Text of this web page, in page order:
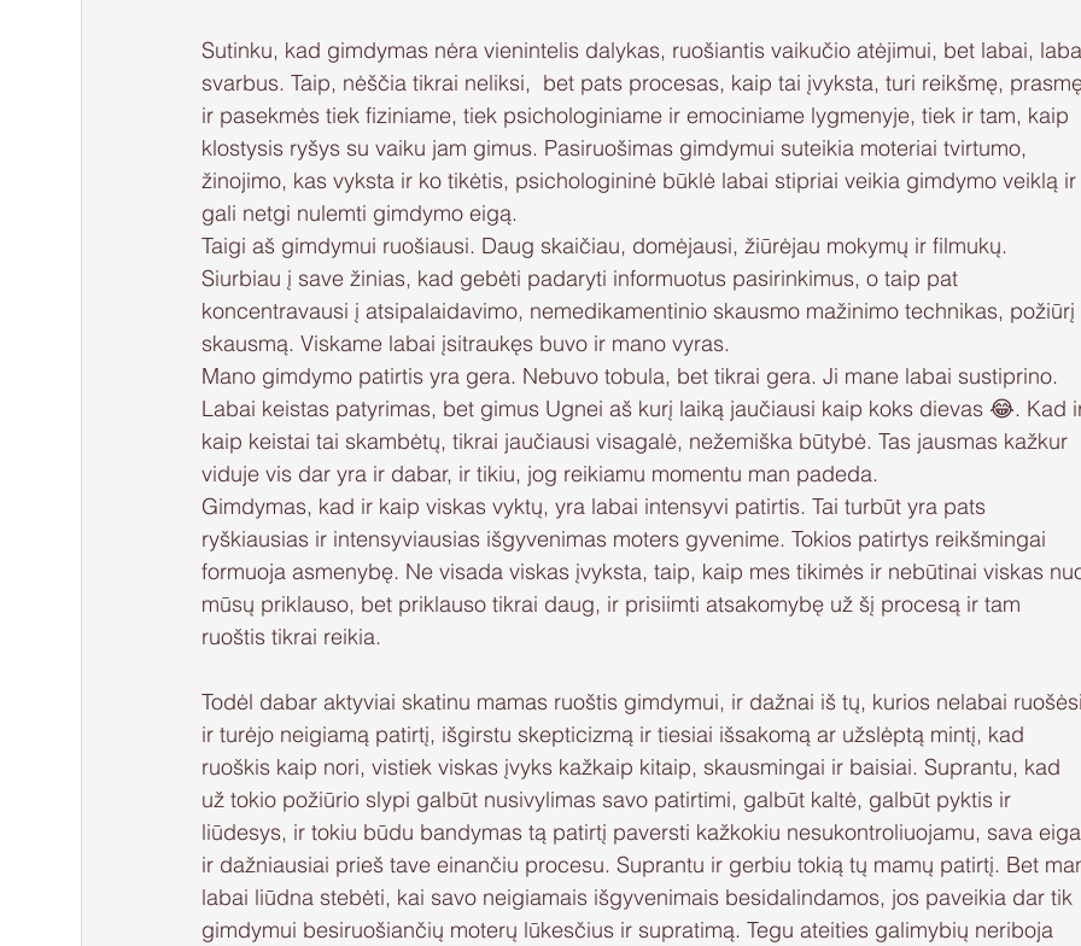
Sutinku, kad gimdymas nėra vienintelis dalykas, ruošiantis vaikučio atėjimui, bet labai,
svarbus. Taip, nėščia tikrai neliksi,  bet pats procesas, kaip tai įvyksta, turi reikšmę,
ir pasekmės tiek fiziniame, tiek psichologiniame ir emociniame lygmenyje, tiek ir tam, kaip
klostysis ryšys su vaiku jam gimus. Pasiruošimas gimdymui suteikia moteriai tvirtumo,
žinojimo, kas vyksta ir ko tikėtis, psichologininė būklė labai stipriai veikia gimdymo veiklą
gali netgi nulemti gimdymo eigą.
Taigi aš gimdymui ruošiausi. Daug skaičiau, domėjausi, žiūrėjau mokymų ir filmukų.
Siurbiau į save žinias, kad gebėti padaryti informuotus pasirinkimus, o taip pat
koncentravausi į atsipalaidavimo, nemedikamentinio skausmo mažinimo technikas,
skausmą. Viskame labai įsitraukęs buvo ir mano vyras.
Mano gimdymo patirtis yra gera. Nebuvo tobula, bet tikrai gera. Ji mane labai sustiprino.
Labai keistas patyrimas, bet gimus Ugnei aš kurį laiką jaučiausi kaip koks dievas 😂. Kad
kaip keistai tai skambėtų, tikrai jaučiausi visagalė, nežemiška būtybė. Tas jausmas kažkur
viduje vis dar yra ir dabar, ir tikiu, jog reikiamu momentu man padeda.
Gimdymas, kad ir kaip viskas vyktų, yra labai intensyvi patirtis. Tai turbūt yra pats
ryškiausias ir intensyviausias išgyvenimas moters gyvenime. Tokios patirtys reikšmingai
formuoja asmenybę. Ne visada viskas įvyksta, taip, kaip mes tikimės ir nebūtinai viskas
mūsų priklauso, bet priklauso tikrai daug, ir prisiimti atsakomybę už šį procesą ir tam
ruoštis tikrai reikia.
Todėl dabar aktyviai skatinu mamas ruoštis gimdymui, ir dažnai iš tų, kurios nelabai
ir turėjo neigiamą patirtį, išgirstu skepticizmą ir tiesiai išsakomą ar užslėptą mintį, kad
ruoškis kaip nori, vistiek viskas įvyks kažkaip kitaip, skausmingai ir baisiai. Suprantu, kad
už tokio požiūrio slypi galbūt nusivylimas savo patirtimi, galbūt kaltė, galbūt pyktis ir
liūdesys, ir tokiu būdu bandymas tą patirtį paversti kažkokiu nesukontroliuojamu, sava
ir dažniausiai prieš tave einančiu procesu. Suprantu ir gerbiu tokią tų mamų patirtį. Bet
labai liūdna stebėti, kai savo neigiamais išgyvenimais besidalindamos, jos paveikia dar tik
gimdymui besiruošiančių moterų lūkesčius ir supratimą. Tegu ateities galimybių neriboja